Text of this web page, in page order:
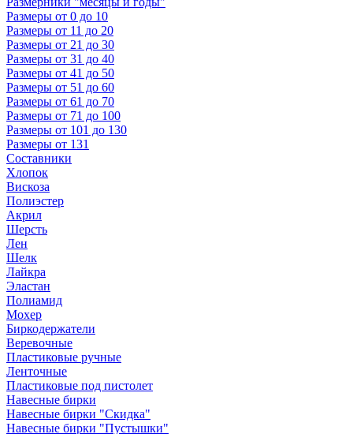
Размеры от 0 до 10
Размеры от 11 до 20
Размеры от 21 до 30
Размеры от 31 до 40
Размеры от 41 до 50
Размеры от 51 до 60
Размеры от 61 до 70
Размеры от 71 до 100
Размеры от 101 до 130
Размеры от 131
Составники
Хлопок
Вискоза
Полиэстер
Акрил
Шерсть
Лен
Шелк
Лайкра
Эластан
Полиамид
Мохер
Биркодержатели
Веревочные
Пластиковые ручные
Ленточные
Пластиковые под пистолет
Навесные бирки
Навесные бирки "Скидка"
Навесные бирки "Пустышки"